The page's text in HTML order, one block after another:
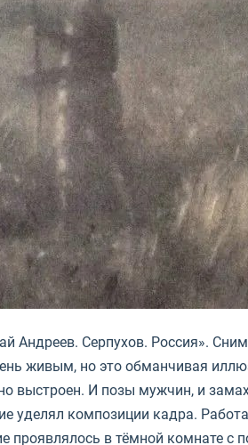
Андреев. Серпухов. Россия».
живым, но это обманчивая
выстроен. И позы мужчин, и
уделял композиции кадра.
проявлялось в тёмной комнате с